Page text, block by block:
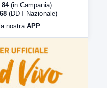
LabNews (Diretta)
LabNews (replica)
(in Campania)
(DDT Nazionale)
nostra APP